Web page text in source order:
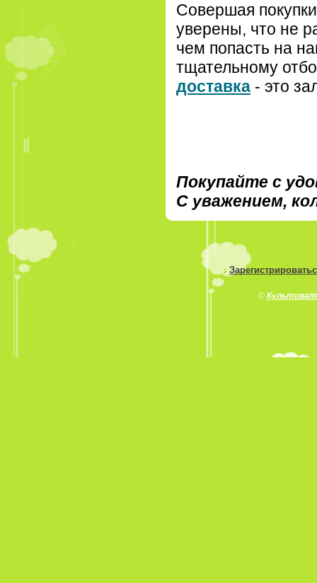
Совершая
уверены, что не
чем попасть на
тщательному
доставка - это
Покупайте с
С уважением,
©